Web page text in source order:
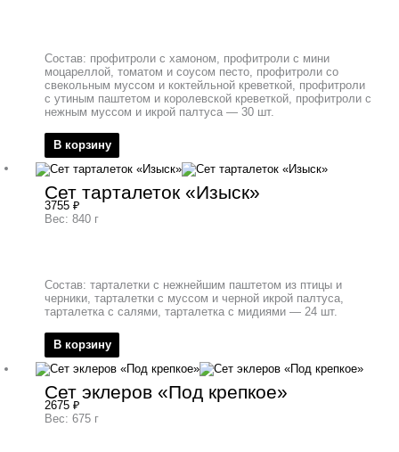
Состав: профитроли с хамоном, профитроли с мини
моцареллой, томатом и соусом песто, профитроли со
свекольным муссом и коктейльной креветкой, профитроли
с утиным паштетом и королевской креветкой, профитроли с
нежным муссом и икрой палтуса — 30 шт.
В корзину
Сет тарталеток «Изыск»
3755 ₽
Вес: 840 г
Состав: тарталетки с нежнейшим паштетом из птицы и
черники, тарталетки с муссом и черной икрой палтуса,
тарталетка с салями, тарталетка с мидиями — 24 шт.
В корзину
Сет эклеров «Под крепкое»
2675 ₽
Вес: 675 г